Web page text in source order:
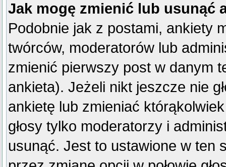
Jak mogę zmienić lub usunąć
Podobnie jak z postami, ankiety
twórców, moderatorów lub
zmienić pierwszy post w danym
ankieta). Jeżeli nikt jeszcze nie
ankietę lub zmieniać
głosy tylko moderatorzy i
usunąć. Jest to ustawione w ten